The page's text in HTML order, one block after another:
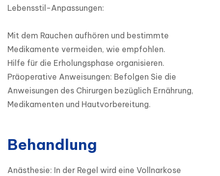
Lebensstil-Anpassungen:
Mit dem Rauchen aufhören und bestimmte
Medikamente vermeiden, wie empfohlen.
Hilfe für die Erholungsphase organisieren.
Präoperative Anweisungen: Befolgen Sie die
Anweisungen des Chirurgen bezüglich Ernährung,
Medikamenten und Hautvorbereitung.
Behandlung
Anästhesie: In der Regel wird eine Vollnarkose